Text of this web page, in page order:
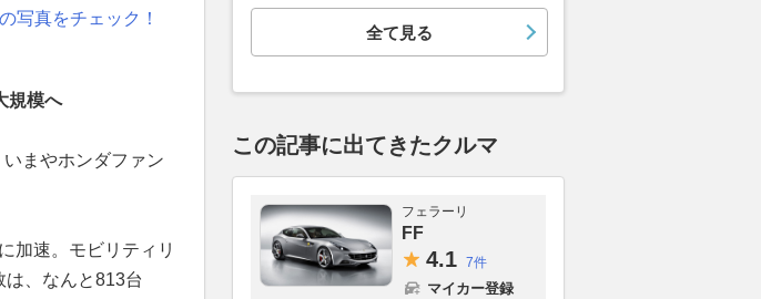
写真をチェック！
規模へ
まやホンダファン
加速。モビリティリ
、なんと813台
全て見る
この記事に出てきたクルマ
フェラーリ
FF
4.1 7件
マイカー登録